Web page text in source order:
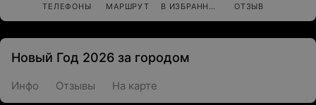
ТЕЛЕФОНЫ МАРШРУТ В ИЗБРАННОЕ ОТЗЫВ
Новый Год 2026 за городом
Инфо Отзывы На карте